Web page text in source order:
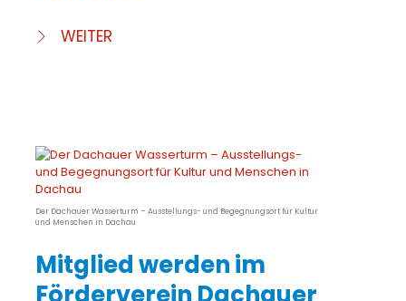
WEITER
Der Dachauer Wasserturm – Ausstellungs- und Begegnungsort für Kultur
und Menschen in Dachau
Mitglied werden im